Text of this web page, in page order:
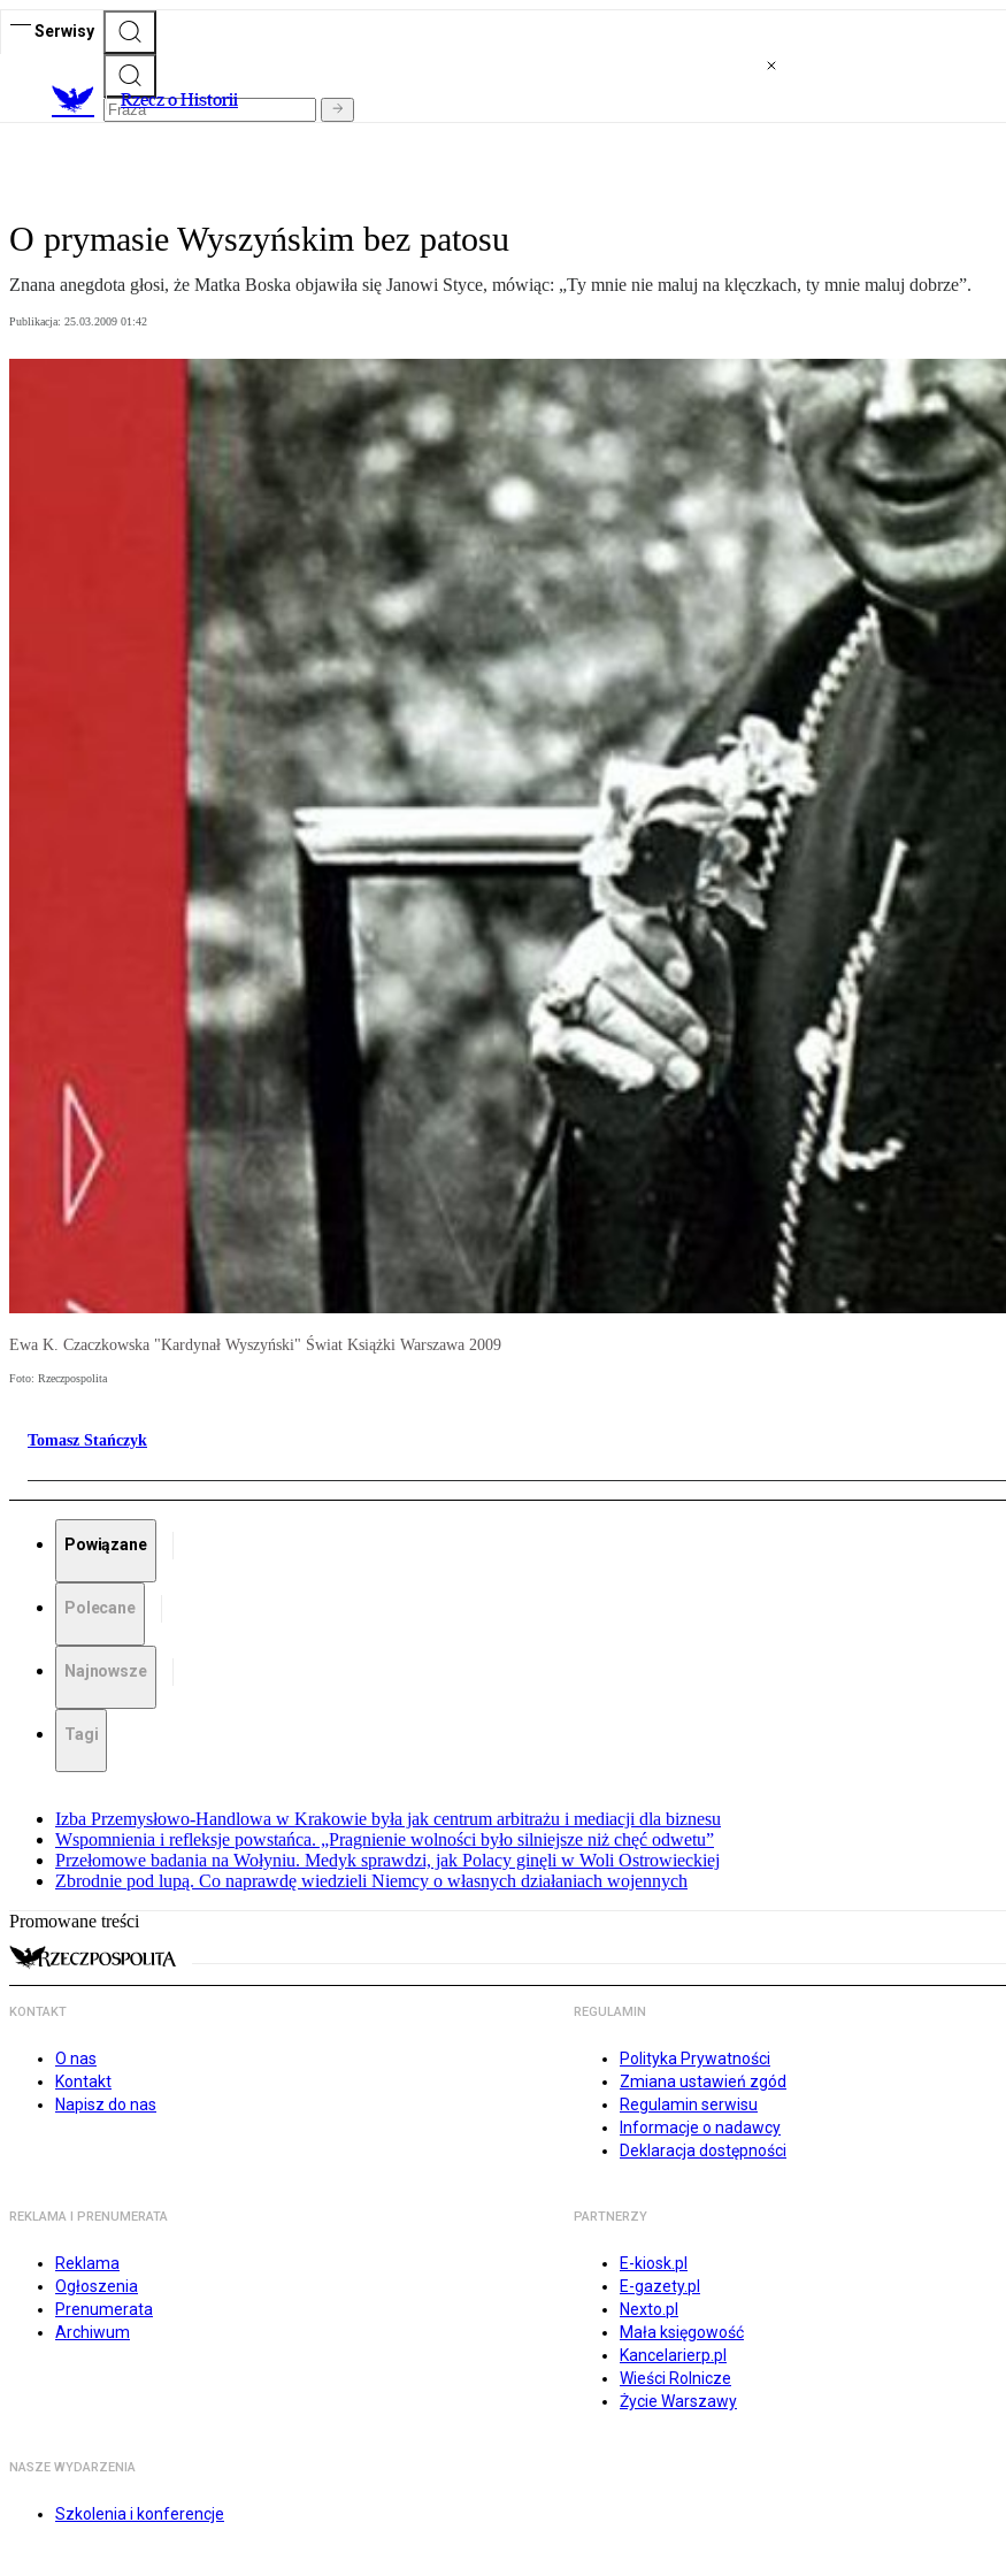
Serwisy
Rzecz o Historii
O prymasie Wyszyńskim bez patosu
Znana anegdota głosi, że Matka Boska objawiła się Janowi Styce, mówiąc: „Ty mnie nie maluj na klęczkach, ty mnie maluj dobrze”.
Publikacja: 25.03.2009 01:42
Ewa K. Czaczkowska "Kardynał Wyszyński" Świat Książki Warszawa 2009
Foto: Rzeczpospolita
Tomasz Stańczyk
Powiązane
Polecane
Najnowsze
Tagi
Izba Przemysłowo-Handlowa w Krakowie była jak centrum arbitrażu i mediacji dla biznesu
Wspomnienia i refleksje powstańca. „Pragnienie wolności było silniejsze niż chęć odwetu”
Przełomowe badania na Wołyniu. Medyk sprawdzi, jak Polacy ginęli w Woli Ostrowieckiej
Zbrodnie pod lupą. Co naprawdę wiedzieli Niemcy o własnych działaniach wojennych
Promowane treści
KONTAKT
O nas
Kontakt
Napisz do nas
REGULAMIN
Polityka Prywatności
Zmiana ustawień zgód
Regulamin serwisu
Informacje o nadawcy
Deklaracja dostępności
REKLAMA I PRENUMERATA
Reklama
Ogłoszenia
Prenumerata
Archiwum
PARTNERZY
E-kiosk.pl
E-gazety.pl
Nexto.pl
Mała księgowość
Kancelarierp.pl
Wieści Rolnicze
Życie Warszawy
NASZE WYDARZENIA
Szkolenia i konferencje